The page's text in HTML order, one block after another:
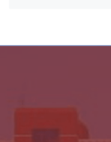
全国哲学社会科学工作办